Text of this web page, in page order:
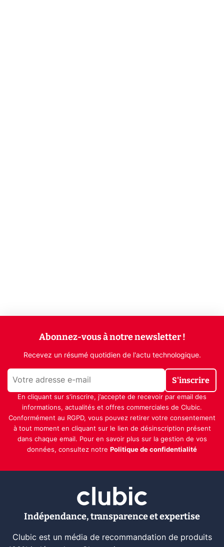
Abonnez-vous à notre newsletter !
Recevez un résumé quotidien de l'actu technologique.
S'inscrire
En cliquant sur s'inscrire, j’accepte de recevoir par email des
informations, actualités et offres commerciales de Clubic.
Conformément au RGPD, vous pouvez retirer votre consentement
à tout moment en cliquant sur le lien de désinscription présent
dans chaque email. Pour en savoir plus sur la gestion de vos
données, consultez notre Politique de confidentialité
Indépendance, transparence et expertise
Clubic est un média de recommandation de produits